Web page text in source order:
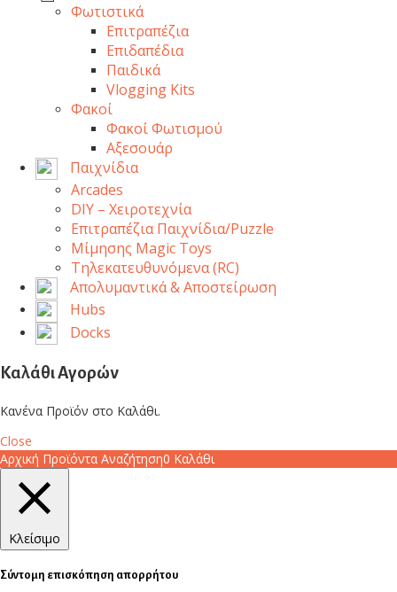
Φωτιστικά
Επιτραπέζια
Επιδαπέδια
Παιδικά
Vlogging Kits
Φακοί
Φακοί Φωτισμού
Αξεσουάρ
Παιχνίδια
Arcades
DIY – Χειροτεχνία
Επιτραπέζια Παιχνίδια/Puzzle
Μίμησης Magic Toys
Τηλεκατευθυνόμενα (RC)
Απολυμαντικά & Αποστείρωση
Hubs
Docks
Καλάθι Αγορών
Κανένα Προϊόν στο Καλάθι.
Close
Αρχική Προϊόντα Αναζήτηση0 Καλάθι
Κλείσιμο
Σύντομη επισκόπηση απορρήτου